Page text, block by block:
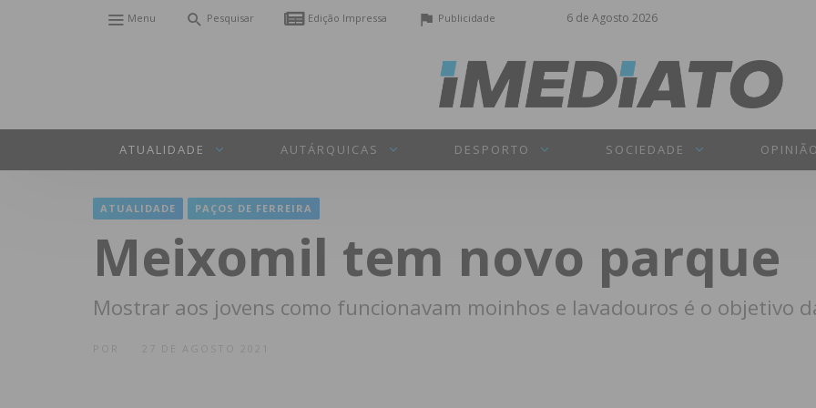
6 de Agosto 2026
Menu Pesquisar Edição Impressa Publicidade
ATUALIDADE AUTÁRQUICAS DESPORTO SOCIEDADE OPINIÃO
ATUALIDADE PAÇOS DE FERREIRA
Meixomil tem novo parque
Mostrar aos jovens como funcionavam moinhos e lavadouros é o objetivo
27 DE AGOSTO 2021